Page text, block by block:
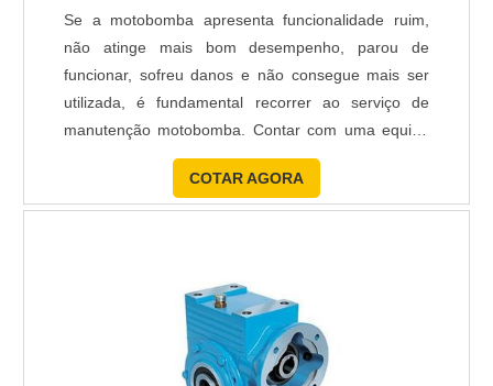
Se a motobomba apresenta funcionalidade ruim,
não atinge mais bom desempenho, parou de
funcionar, sofreu danos e não consegue mais ser
utilizada, é fundamental recorrer ao serviço de
manutenção motobomba. Contar com uma equipe
extremamente qualificada para atender a sua
necessidade é a opção ideal. Com trabalho sério e
dedicado, a manutenção de motobomba da Bozzi
COTAR AGORA